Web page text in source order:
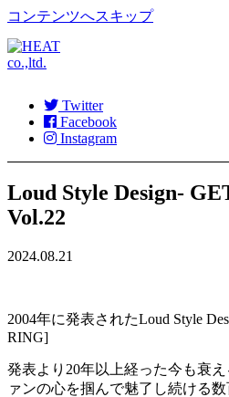
コンテンツへスキップ
Twitter
Facebook
Instagram
Loud Style Design-
Vol.22
2024.08.21
2004年に発表されたLoud Style
RING]
発表より20年以上経った今も衰
ァンの心を掴んで魅了し続ける